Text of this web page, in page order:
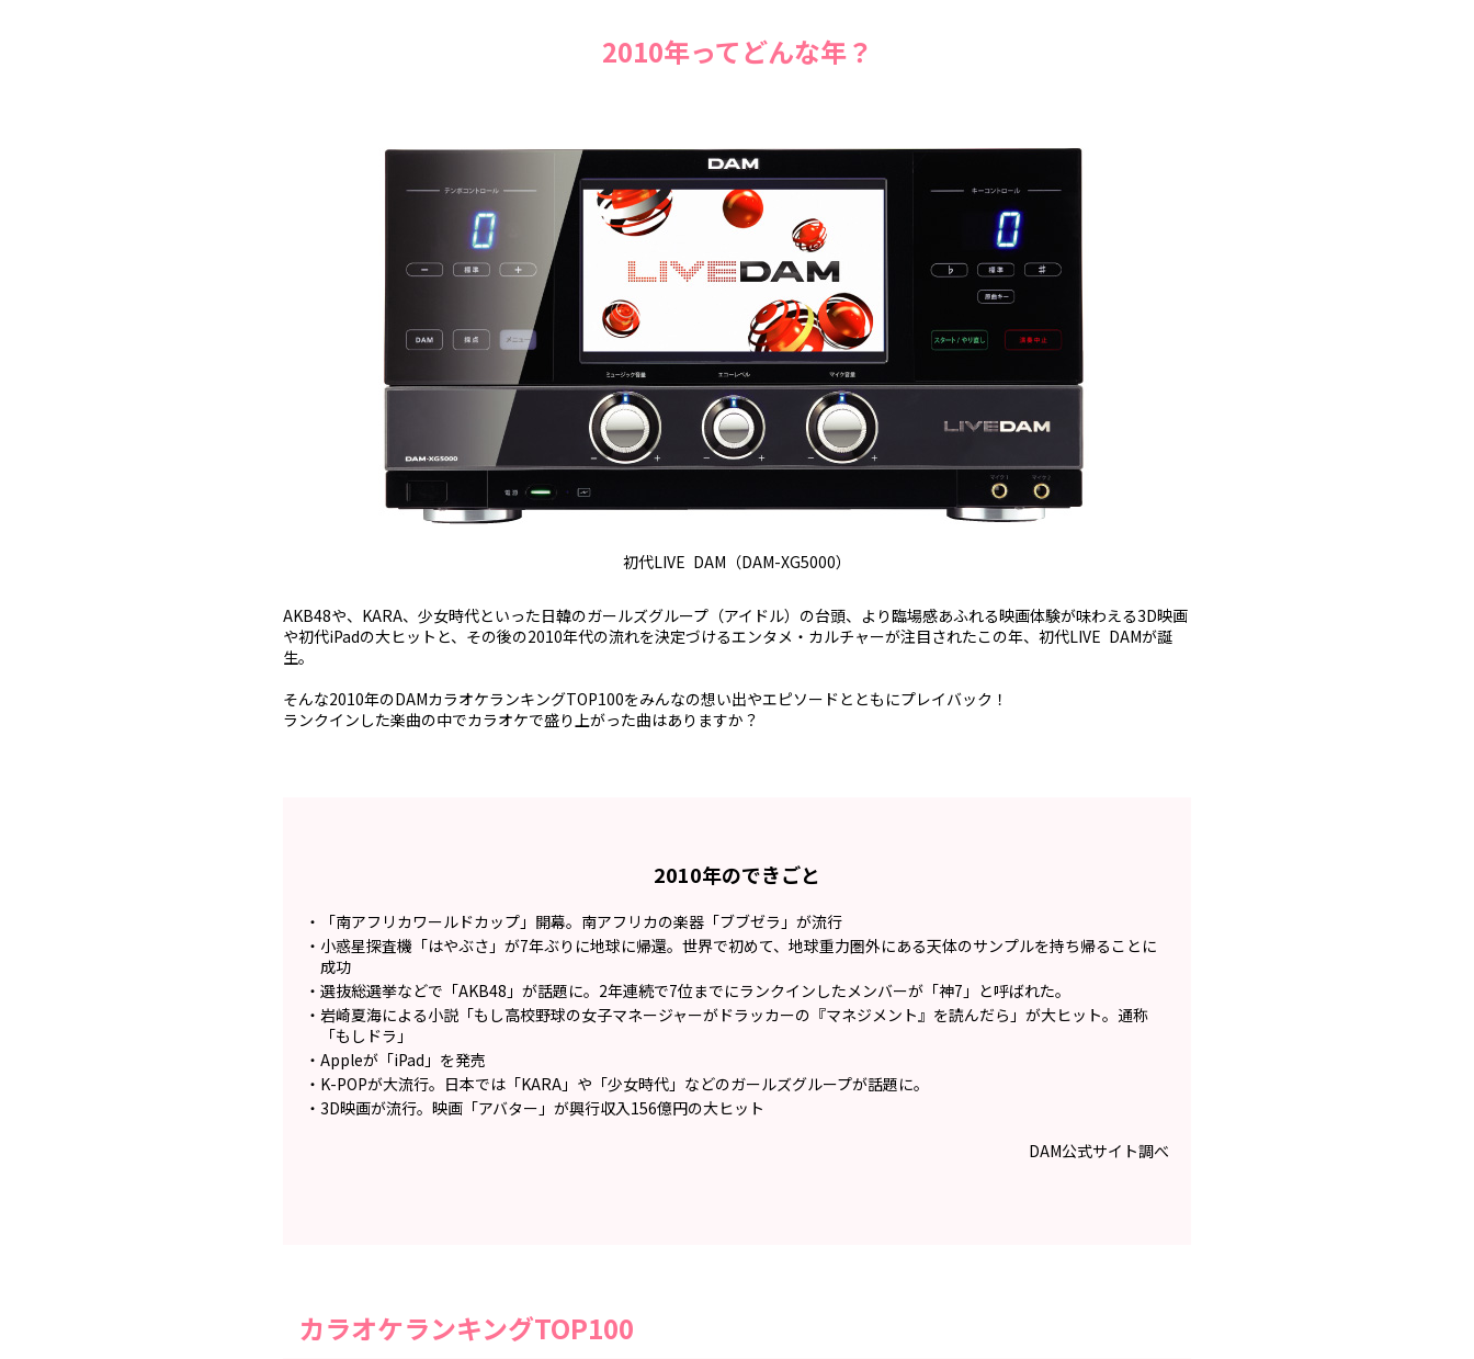
2010年ってどんな年？
初代LIVE DAM（DAM-XG5000）
AKB48や、KARA、少女時代といった日韓のガールズグループ（アイドル）の台頭、より臨場感あふれる映画体験が味わえる3D映画
や初代iPadの大ヒットと、その後の2010年代の流れを決定づけるエンタメ・カルチャーが注目されたこの年、初代LIVE DAMが誕
生。
そんな2010年のDAMカラオケランキングTOP100をみんなの想い出やエピソードとともにプレイバック！
ランクインした楽曲の中でカラオケで盛り上がった曲はありますか？
2010年のできごと
「南アフリカワールドカップ」開幕。南アフリカの楽器「ブブゼラ」が流行
小惑星探査機「はやぶさ」が7年ぶりに地球に帰還。世界で初めて、地球重力圏外にある天体のサンプルを持ち帰ることに
成功
選抜総選挙などで「AKB48」が話題に。2年連続で7位までにランクインしたメンバーが「神7」と呼ばれた。
岩崎夏海による小説「もし高校野球の女子マネージャーがドラッカーの『マネジメント』を読んだら」が大ヒット。通称
「もしドラ」
Appleが「iPad」を発売
K-POPが大流行。日本では「KARA」や「少女時代」などのガールズグループが話題に。
3D映画が流行。映画「アバター」が興行収入156億円の大ヒット
DAM公式サイト調べ
カラオケランキングTOP100